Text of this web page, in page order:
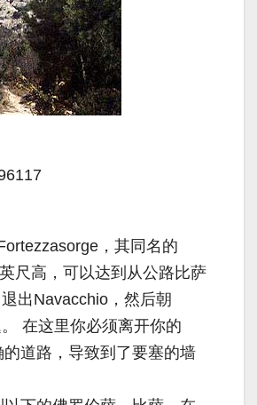
，其同名的
尺高，可以达到从公路比萨
出Navacchio，然后朝
在这里你必须离开你的
道路，导致到了要塞的墙